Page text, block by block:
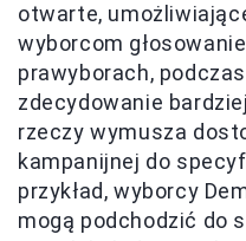
otwarte,
wyborcom
prawyborach,
zdecydowanie
rzeczy wymusza
kampanijnej do
przykład, wyborcy
mogą podchodzić do